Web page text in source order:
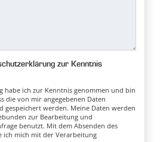
zur Kenntnis
habe ich zur Kenntnis genommen und bin
die von mir angegebenen Daten
gespeichert werden. Meine Daten werden
zur Bearbeitung und
benutzt. Mit dem Absenden des
ich mich mit der Verarbeitung